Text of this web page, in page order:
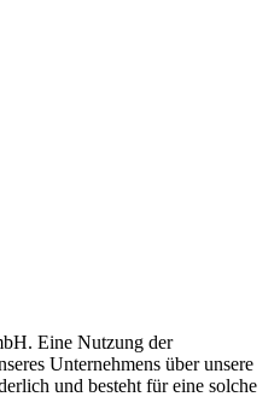
Eine Nutzung der
Unternehmens über unsere
und besteht für eine solche